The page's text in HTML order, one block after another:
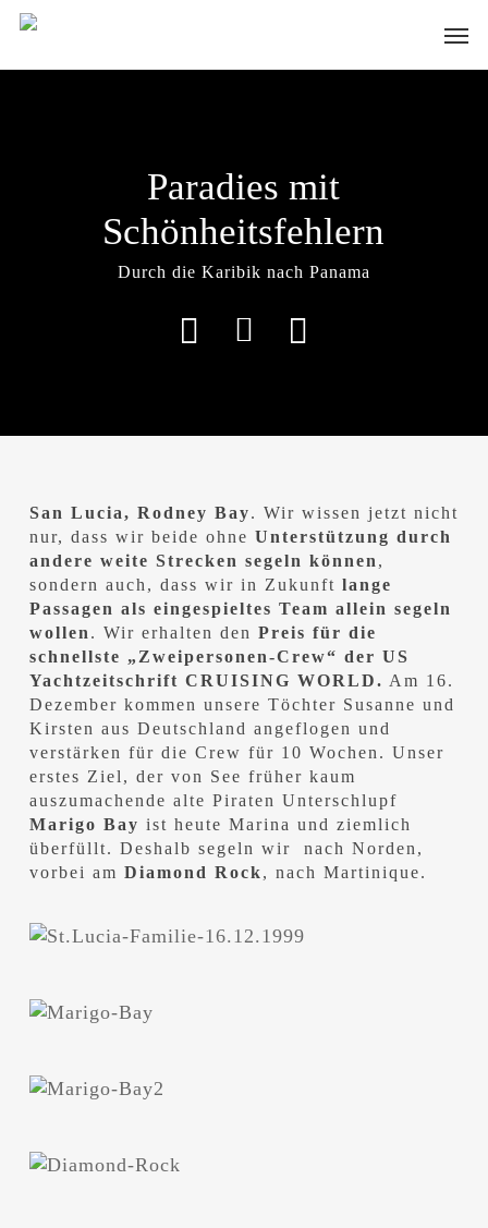
Skip
main
Paradies mit
Schönheitsfehlern
Durch die Karibik nach Panama
San Lucia, Rodney Bay. Wir wissen jetzt nicht
nur, dass wir beide ohne Unterstützung durch
andere weite Strecken segeln können,
sondern auch, dass wir in Zukunft lange
Passagen als eingespieltes Team allein segeln
wollen. Wir erhalten den Preis für die
schnellste „Zweipersonen-Crew“ der US
Yachtzeitschrift CRUISING WORLD. Am 16.
Dezember kommen unsere Töchter Susanne und
Kirsten aus Deutschland angeflogen und
verstärken für die Crew für 10 Wochen. Unser
erstes Ziel, der von See früher kaum
auszumachende alte Piraten Unterschlupf
Marigo Bay ist heute Marina und ziemlich
überfüllt. Deshalb segeln wir nach Norden,
vorbei am Diamond Rock, nach Martinique.